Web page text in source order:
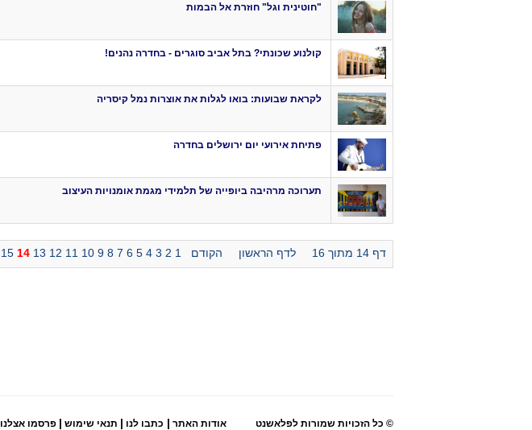
"חוטינית וגל" חוזרת אל הבמות
קולנוע שכונתי? בתל אביב סוגרים - בחדרה נהנים!
לקראת שבועות: בואו לגלות את אוצרות נמל קיסריה
פתיחת אירועי יום ירושלים בחדרה
תערוכה מרהיבה ביופייה של תלמידי מגמת אומנויות העיצוב
דף 14 מתוך 16 לדף הראשון הקודם 1
2
3
4
5
6
7
8
9
10
11
12
13
14
15
© כל הזכויות שמורות לפלאשנט אודות האתר | כתבו לנו | תנאי שימוש | פרסמו אצלנו